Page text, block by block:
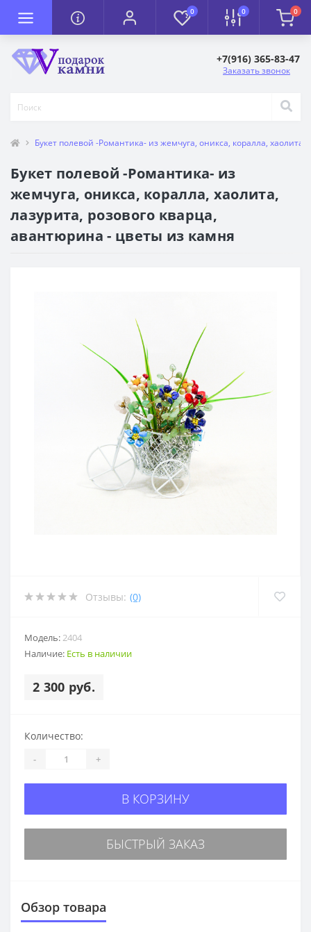
0 0 0
+7(916) 365-83-47
Заказать звонок
Букет полевой -Романтика- из жемчуга, оникса, коралла,
Букет полевой -Романтика- из
жемчуга, оникса, коралла, хаолита,
лазурита, розового кварца,
авантюрина - цветы из камня
Отзывы: (0)
Модель:2404
Наличие: Есть в наличии
2 300 руб.
Количество:
- +
В КОРЗИНУ
БЫСТРЫЙ ЗАКАЗ
Обзор товара